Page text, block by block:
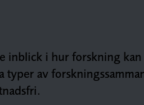
inblick i hur forskning kan
av